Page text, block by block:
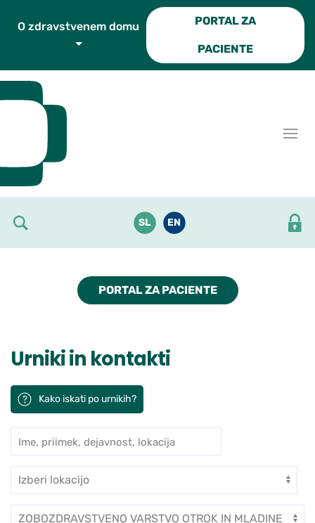
PORTAL ZA
PACIENTE
SL EN
PORTAL ZA PACIENTE
Urniki in kontakti
Kako iskati po urnikih?
Iskanje po ambulantah in
Ime, priimek, dejavnost, lokacija
Enota
Dejavnost